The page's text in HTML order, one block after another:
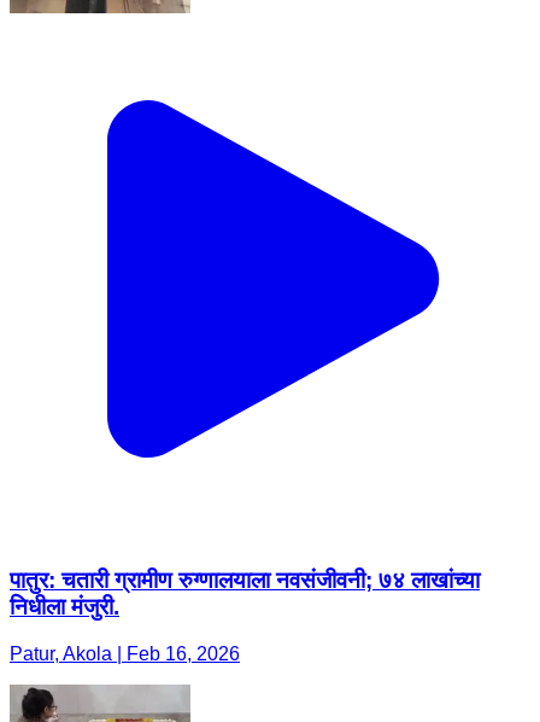
पातुर: चतारी ग्रामीण रुग्णालयाला नवसंजीवनी; ७४ लाखांच्या
निधीला मंजुरी.
Patur, Akola | Feb 16, 2026